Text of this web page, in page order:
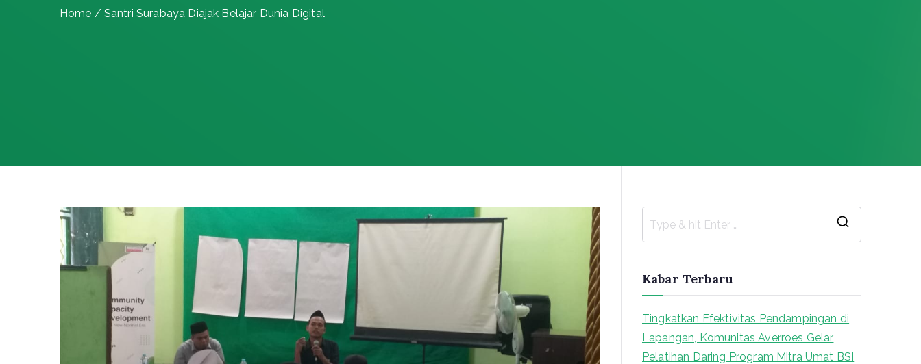
Home Santri Surabaya Diajak Belajar Dunia Digital
Kabar Terbaru
Tingkatkan Efektivitas Pendampingan di
Lapangan, Komunitas Averroes Gelar
Pelatihan Daring Program Mitra Umat BSI